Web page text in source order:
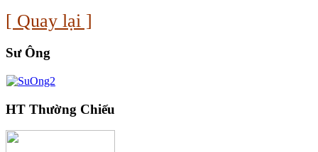
[ Quay lại ]
Sư Ông
HT Thường Chiếu